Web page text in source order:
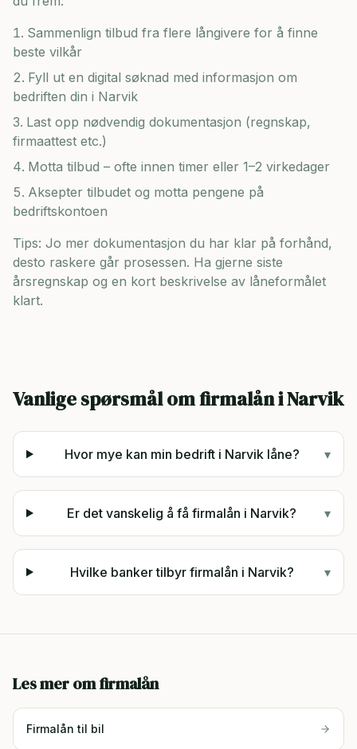
Sammenlign tilbud fra flere långivere for å finne
beste vilkår
Fyll ut en digital søknad med informasjon om
bedriften din i Narvik
Last opp nødvendig dokumentasjon (regnskap,
firmaattest etc.)
Motta tilbud – ofte innen timer eller 1–2 virkedager
Aksepter tilbudet og motta pengene på
bedriftskontoen
Tips: Jo mer dokumentasjon du har klar på forhånd,
desto raskere går prosessen. Ha gjerne siste
årsregnskap og en kort beskrivelse av låneformålet
klart.
Vanlige spørsmål om firmalån iNarvik
Hvor mye kan min bedrift i Narvik låne? ▾
Er det vanskelig å få firmalån i Narvik? ▾
Hvilke banker tilbyr firmalån i Narvik? ▾
Les mer om firmalån
Firmalån til bil